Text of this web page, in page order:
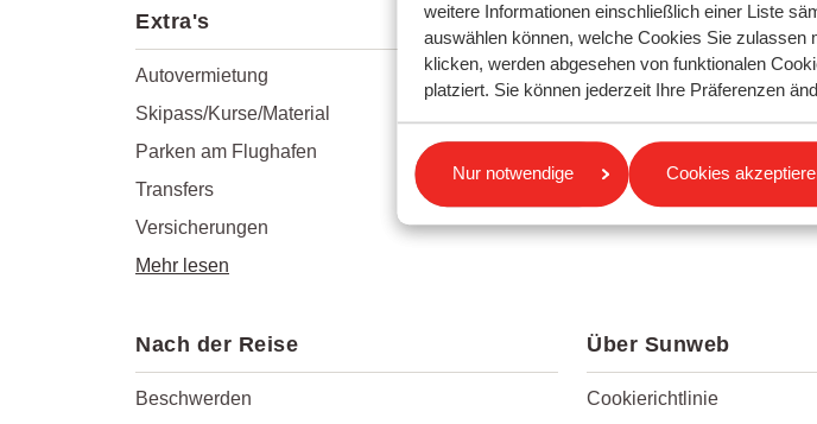
weitere Informationen einschließlich einer Liste
auswählen können, welche Cookies Sie zulassen
klicken, werden abgesehen von funktionalen
platziert. Sie können jederzeit Ihre Präferenzen
Einstellungen
Nur notwendige Cookies
Extra's
Autovermietung
Skipass/Kurse/Material
Parken am Flughafen
Transfers
Versicherungen
Mehr lesen
Reisedokumente
Reiseunterlagen
Nach der Reise
Beschwerden
Über Sunweb
Cookierichtlinie